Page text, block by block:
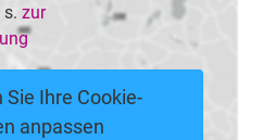
s. zur
Sie Ihre Cookie-
anpassen